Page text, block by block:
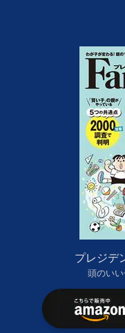
プレジデ
頭のい